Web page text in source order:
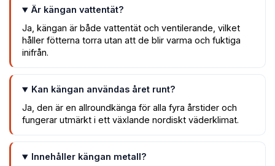
Är kängan vattentät?
Ja, kängan är både vattentät och ventilerande, vilket
håller fötterna torra utan att de blir varma och fuktiga
inifrån.
Kan kängan användas året runt?
Ja, den är en allroundkänga för alla fyra årstider och
fungerar utmärkt i ett växlande nordiskt väderklimat.
Innehåller kängan metall?